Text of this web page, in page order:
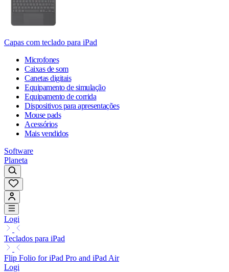
Capas com teclado para iPad
Microfones
Caixas de som
Canetas digitais
Equipamento de simulação
Equipamento de corrida
Dispositivos para apresentações
Mouse pads
Acessórios
Mais vendidos
Software
Planeta
Logi
Teclados para iPad
Flip Folio for iPad Pro and iPad Air
Logi